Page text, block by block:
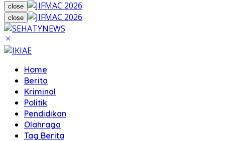
close
close
Home
Berita
Kriminal
Politik
Pendidikan
Olahraga
Tag Berita